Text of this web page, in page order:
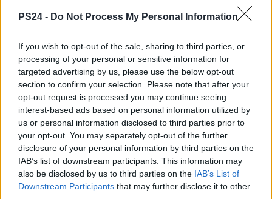
PS24 - Do Not Process My Personal Information
If you wish to opt-out of the sale, sharing to third parties, or
processing of your personal or sensitive information for
targeted advertising by us, please use the below opt-out
section to confirm your selection. Please note that after your
opt-out request is processed you may continue seeing
interest-based ads based on personal information utilized by
us or personal information disclosed to third parties prior to
your opt-out. You may separately opt-out of the further
disclosure of your personal information by third parties on the
IAB’s list of downstream participants. This information may
also be disclosed by us to third parties on the IAB’s List of
Downstream Participants that may further disclose it to other